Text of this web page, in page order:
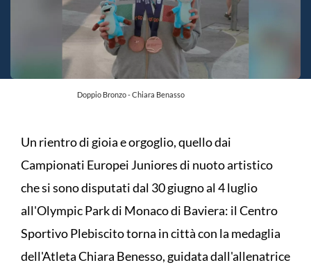
Doppio Bronzo - Chiara Benasso
Un rientro di gioia e orgoglio, quello dai
Campionati Europei Juniores di nuoto artistico
che si sono disputati dal 30 giugno al 4 luglio
all'Olympic Park di Monaco di Baviera: il Centro
Sportivo Plebiscito torna in città con la medaglia
dell'Atleta Chiara Benesso, guidata dall'allenatrice